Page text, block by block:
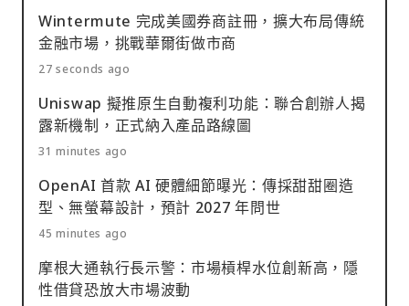
Wintermute 完成美國券商註冊，擴大布局傳統
金融市場，挑戰華爾街做市商
27 seconds ago
Uniswap 擬推原生自動複利功能：聯合創辦人揭
露新機制，正式納入產品路線圖
31 minutes ago
OpenAI 首款 AI 硬體細節曝光：傳採甜甜圈造
型、無螢幕設計，預計 2027 年問世
45 minutes ago
摩根大通執行長示警：市場槓桿水位創新高，隱
性借貸恐放大市場波動